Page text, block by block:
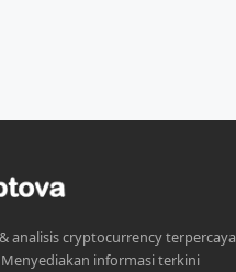
analisis cryptocurrency terpercaya
informasi terkini